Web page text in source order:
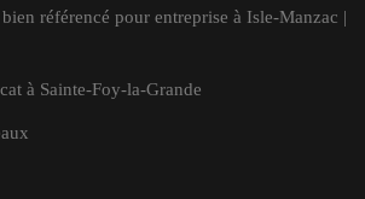
référencé pour entreprise à Isle-Manzac |
à Sainte-Foy-la-Grande